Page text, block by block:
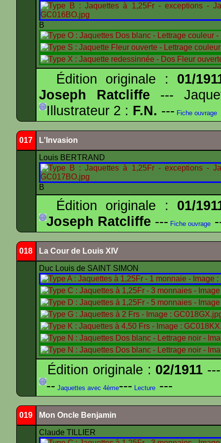
B
Édition originale : 01/
Joseph Ratcliffe ---
Illustrateur 2 : F.N. --- Fiche ouvrage
017 L'Invasion
Louis BERTRAND
B
Édition originale : 01/
Joseph Ratcliffe --- Fiche ouvrage
018 La Cour de Louis XIV
Duc Louis de SAINT SIMON
Édition originale : 02/1911
-- Jaquettes avec 4ème--- Lecture ---
019 Mon Oncle Benjamin
Claude TILLIER